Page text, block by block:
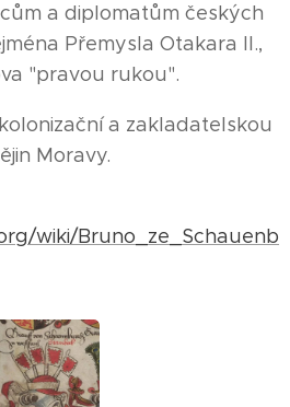
a diplomatům českých
Přemysla Otakara II.,
"pravou rukou".
a zakladatelskou
Moravy.
wiki/Bruno_ze_Schauenb